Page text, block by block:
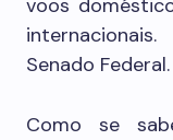
voos
Senado Federal.
Como se